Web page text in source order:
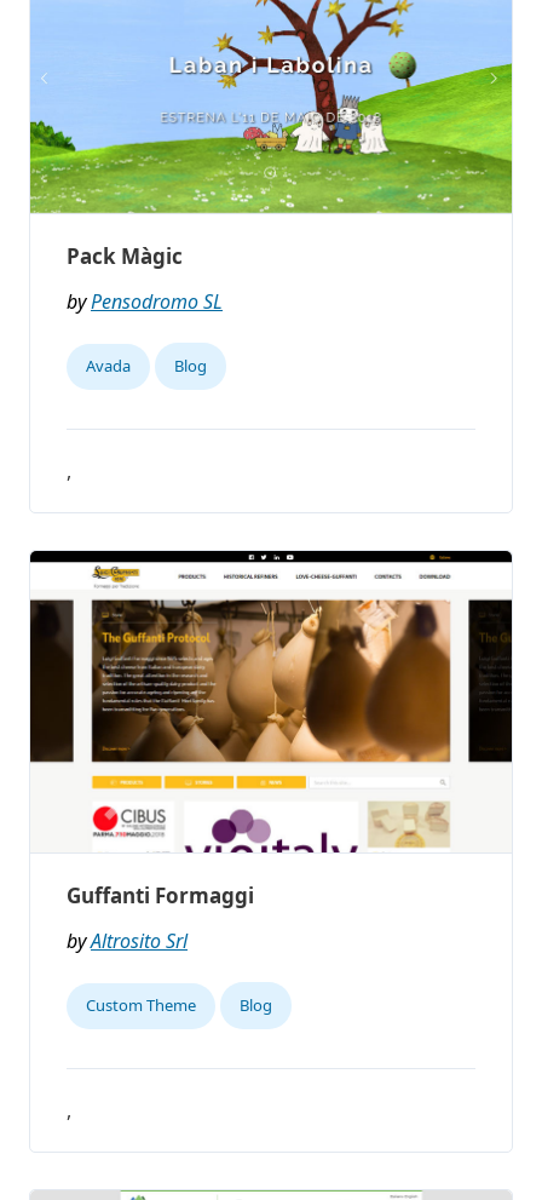
Pack Màgic
byPensodromo SL
Avada Blog
,
Guffanti Formaggi
byAltrosito Srl
Custom Theme Blog
,